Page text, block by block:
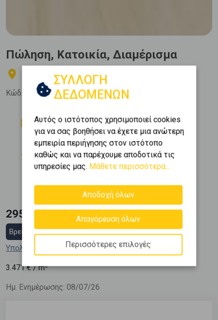
Πώληση, Κατοικία, Διαμέρισμα
Κέντρο - Πλατεία Βάθης
Κώδ. Ακινήτου:530156
Δωμάτια
2
Μπάνια
1
Όροφος
2 (2ος)
Εμβαδόν
85 m2
Κατασκευή
1970
295.000 €
Βρες στεγαστικό δάνειο
Υπολόγισε τη δόση μου
3.471€ / m2
Ημ. Ενημέρωσης: 08/07/26
ΣΥΛΛΟΓΗ
ΔΕΔΟΜΕΝΩΝ
Αυτός ο ιστότοπος χρησιμοποιεί cookies
για να σας βοηθήσει να έχετε μια ανώτερη
εμπειρία περιήγησης στον ιστότοπο
καθώς και να παρέχουμε αποδοτικά τις
υπηρεσίες μας. Μάθετε περισσότερα...
Αποδοχή όλων
Απαγόρευση όλων
Περισσότερες επιλογές